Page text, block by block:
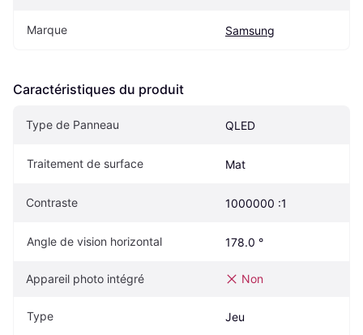
Marque Samsung
Caractéristiques du produit
Type de Panneau QLED
Traitement de surface Mat
Contraste 1000000 :1
Angle de vision horizontal 178.0 °
Appareil photo intégré Non
Type Jeu